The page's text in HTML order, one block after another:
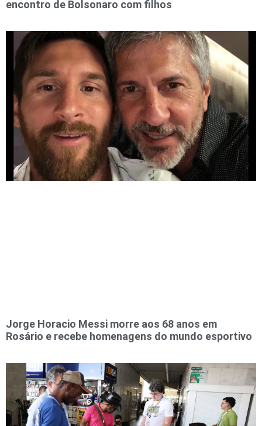
encontro de Bolsonaro com filhos
Jorge Horacio Messi morre aos 68 anos em
Rosário e recebe homenagens do mundo esportivo